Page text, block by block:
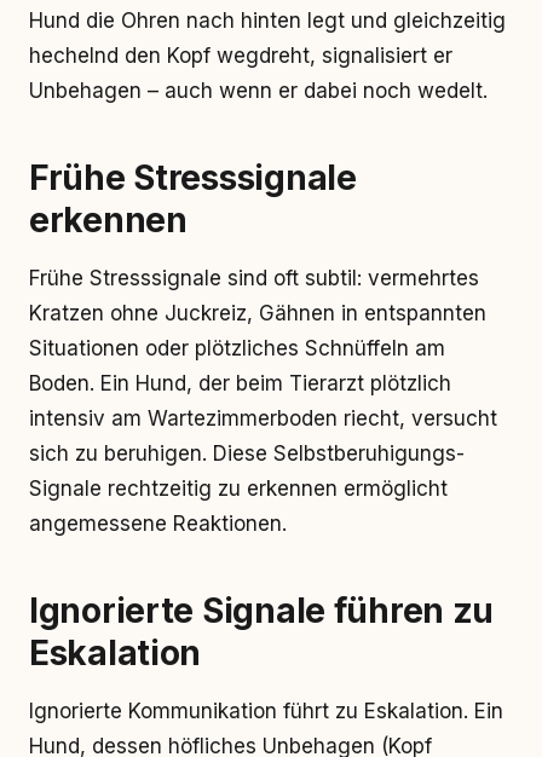
Hund die Ohren nach hinten legt und gleichzeitig
hechelnd den Kopf wegdreht, signalisiert er
Unbehagen – auch wenn er dabei noch wedelt.
Frühe Stresssignale
erkennen
Frühe Stresssignale sind oft subtil: vermehrtes
Kratzen ohne Juckreiz, Gähnen in entspannten
Situationen oder plötzliches Schnüffeln am
Boden. Ein Hund, der beim Tierarzt plötzlich
intensiv am Wartezimmerboden riecht, versucht
sich zu beruhigen. Diese Selbstberuhigungs-
Signale rechtzeitig zu erkennen ermöglicht
angemessene Reaktionen.
Ignorierte Signale führen zu
Eskalation
Ignorierte Kommunikation führt zu Eskalation. Ein
Hund, dessen höfliches Unbehagen (Kopf